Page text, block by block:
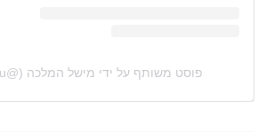
פוסט משותף על ידי ‏‎מישל המלכה‎‏ (@‏‎mishelpru‎‏)